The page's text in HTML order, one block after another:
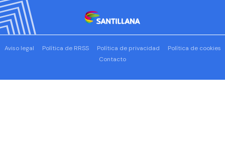
Aviso legal Política de RRSS Política de privacidad
Política de cookies
Contacto